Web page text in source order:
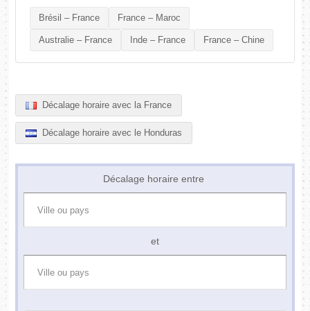
Brésil – France France – Maroc
Australie – France Inde – France France – Chine
Décalage horaire avec la France
Décalage horaire avec le Honduras
Décalage horaire entre
et